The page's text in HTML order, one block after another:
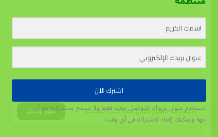
يستخدم هذا الموقع الكوكيز لتحسين تجربة المستخدم. قبول وإغلاق
اشترك الآن
نستخدم عنوان بريدك للتواصل معك فقط ولا نسمح بمشاركته مع أي
جهةويمكنك إلغاء الاشتراك في أي وقت